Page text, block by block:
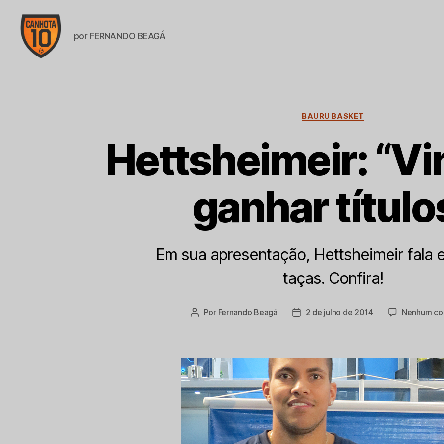
por FERNANDO BEAGÁ
Categorias
BAURU BASKET
Hettsheimeir:
ganhar
Em sua apresentação, Hettsheimeir fala
taças. Confira!
Autor
Por Fernando Beagá
Data2 de julho de 2014 Nenhum